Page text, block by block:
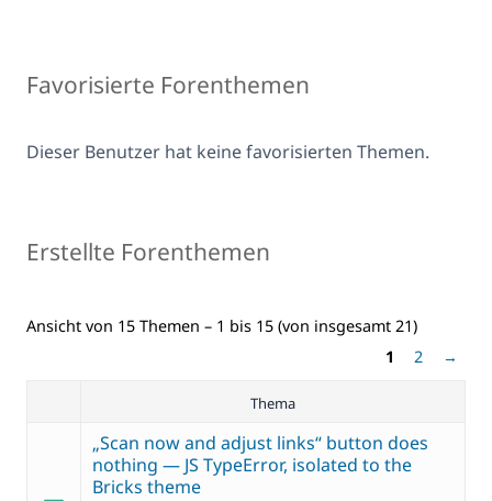
Favorisierte Forenthemen
Dieser Benutzer hat keine favorisierten Themen.
Erstellte Forenthemen
Ansicht von 15 Themen – 1 bis 15 (von insgesamt 21)
1
2 →
Thema
„Scan now and adjust links“ button does
nothing — JS TypeError, isolated to the
Bricks theme